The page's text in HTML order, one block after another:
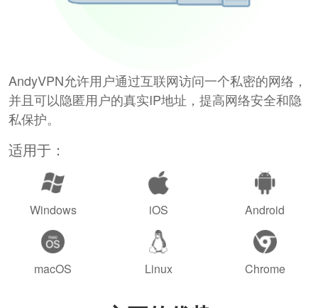
AndyVPN允许用户通过互联网访问一个私密的网络，
并且可以隐匿用户的真实IP地址，提高网络安全和隐
私保护。
适用于：
Windows iOS Android
macOS Linux Chrome